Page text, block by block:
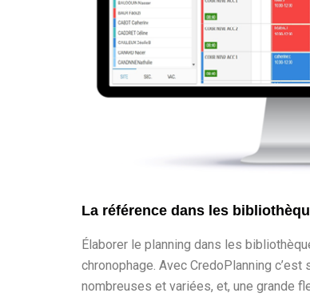
La référence dans les
Élaborer le planning dans les
chronophage. Avec CredoPlanning
nombreuses et variées, et, une grande